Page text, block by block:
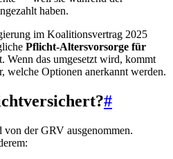
haben.
im Koalitionsvertrag 2025
Pflicht-Altersvorsorge für
Wenn das umgesetzt wird, kommt
Optionen anerkannt werden.
#
von der GRV ausgenommen.